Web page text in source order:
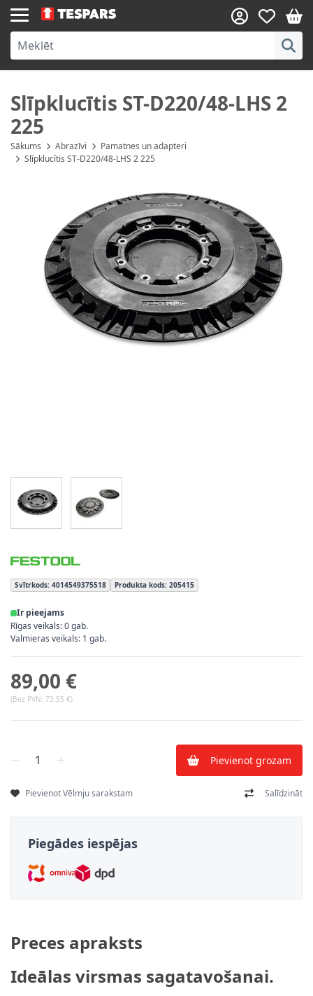
Skip to Content
Slīpklucītis ST-D220/48-LHS 2
225
Sākums Abrazīvi
Pamatnes un adapteri
Slīpklucītis ST-D220/48-LHS 2 225
Svītrkods: 4014549375518 Produkta kods: 205415
Ir pieejams
Rīgas veikals: 0 gab.
Valmieras veikals: 1 gab.
89,00 €
(Bez PVN: 73,55 €)
Skaits Pievienot grozam
Pievienot Vēlmju sarakstam Salīdzināt
Piegādes iespējas
Preces apraksts
Ideālas virsmas sagatavošanai.